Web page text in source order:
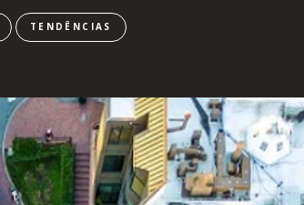
TENDÊNCIAS